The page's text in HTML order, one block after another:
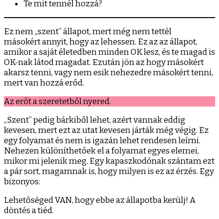
Te mit tennél hozzá?
Ez nem „szent” állapot, mert még nem tettél
másokért annyit, hogy az lehessen. Ez az az állapot,
amikor a saját életedben minden OK lesz, és te magad is
OK-nak látod magadat. Ezután jön az hogy másokért
akarsz tenni, vagy nem esik nehezedre másokért tenni,
mert van hozzá erőd.
Az erőt a szeretetből nyered.
„Szent” pedig bárkiből lehet, azért vannak eddig
kevesen, mert ezt az utat kevesen járták még végig. Ez
egy folyamat és nem is igazán lehet rendesen leírni.
Nehezen különíthetőek el a folyamat egyes elemei,
mikor mi jelenik meg. Egy kapaszkodónak szántam ezt
a pár sort, magamnak is, hogy milyen is ez az érzés. Egy
bizonyos:
Lehetőséged VAN, hogy ebbe az állapotba kerülj! A
döntés a tiéd.